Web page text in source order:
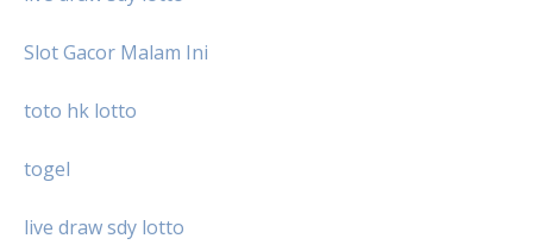
Slot Gacor Malam Ini
toto hk lotto
togel
live draw sdy lotto